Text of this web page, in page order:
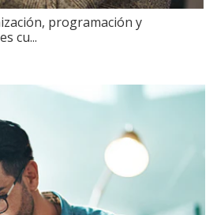
programación y
cu...